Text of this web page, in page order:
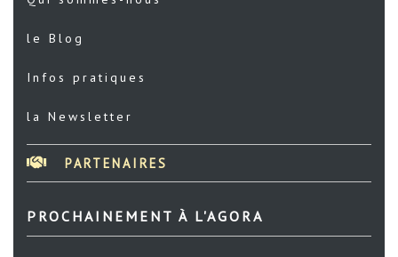
le Blog
Infos pratiques
la Newsletter
PARTENAIRES
PROCHAINEMENT À L'AGORA